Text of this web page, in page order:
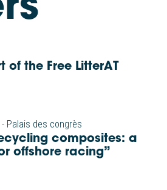
of the Free LitterAT
Palais des congrès
composites: a
offshore racing”